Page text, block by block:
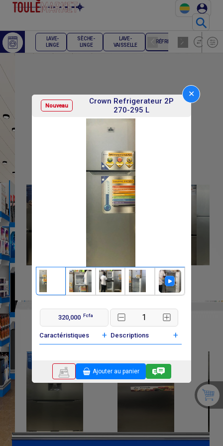
⚲
Nouveau
Crown Refrigerateur 2P
270-295 L
✕
320,000 Fcfa
Caractéristiques + Descriptions +
Ajouter au panier
LAVE-
LINGE
SÈCHE-
LINGE
LAVE-
VAISSELLE
RÉFRIGÉRATEUR